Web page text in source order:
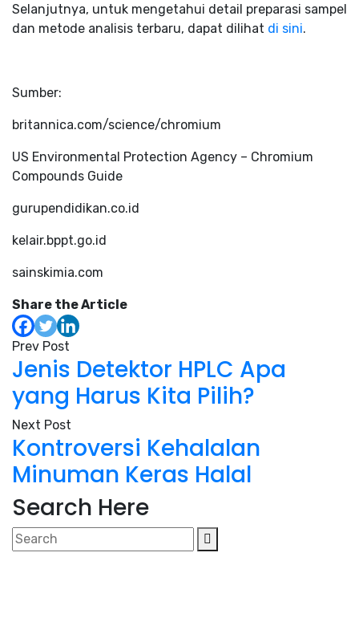
Selanjutnya, untuk mengetahui detail preparasi sampel
dan metode analisis terbaru, dapat dilihat di sini.
Sumber:
britannica.com/science/chromium
US Environmental Protection Agency – Chromium
Compounds Guide
gurupendidikan.co.id
kelair.bppt.go.id
sainskimia.com
Share the Article
Prev Post
Jenis Detektor HPLC Apa
yang Harus Kita Pilih?
Next Post
Kontroversi Kehalalan
Minuman Keras Halal
Search Here